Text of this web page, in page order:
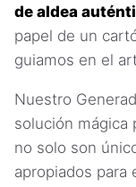
de aldea
papel de un
guiamos en el
Nuestro
solución mágica
no solo son
apropiados para